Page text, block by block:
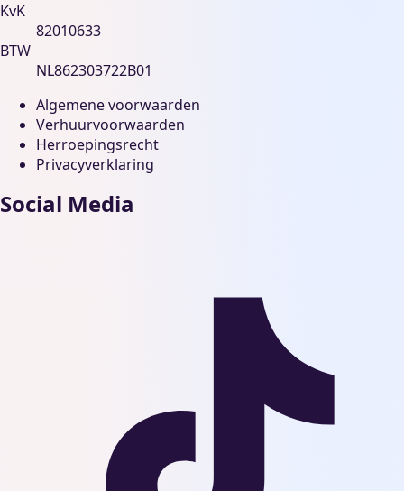
KvK
82010633
BTW
NL862303722B01
Algemene voorwaarden
Verhuurvoorwaarden
Herroepingsrecht
Privacyverklaring
Social Media